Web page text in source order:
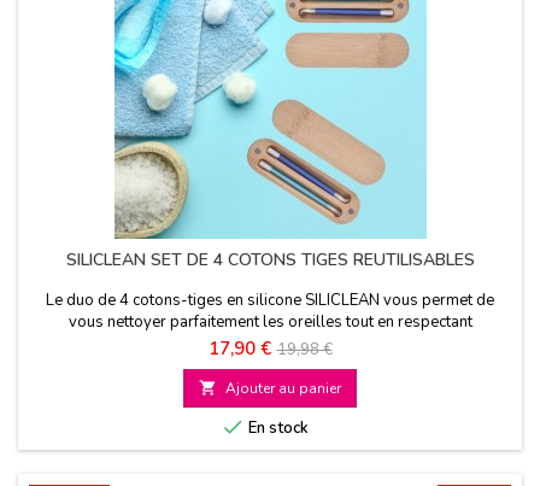
SILICLEAN SET DE 4 COTONS TIGES REUTILISABLES
Le duo de 4 cotons-tiges en silicone SILICLEAN vous permet de
vous nettoyer parfaitement les oreilles tout en respectant
l'environnement car ils sont réutilisables à l’infini
Prix
17,90 € Prix
de
base
19,98 €
 Ajouter au panier
 En stock